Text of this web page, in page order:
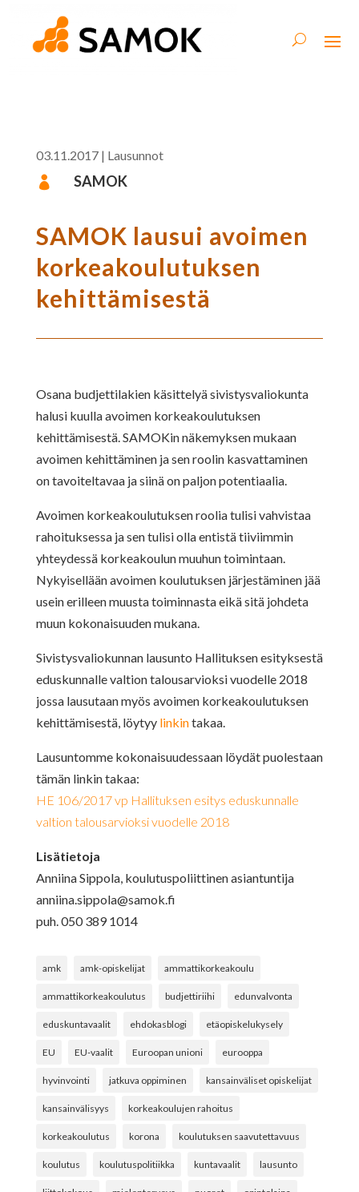
03.11.2017| Lausunnot
 SAMOK
SAMOK lausui avoimen
korkeakoulutuksen
kehittämisestä
Osana budjettilakien käsittelyä sivistysvaliokunta
halusi kuulla avoimen korkeakoulutuksen
kehittämisestä. SAMOKin näkemyksen mukaan
avoimen kehittäminen ja sen roolin kasvattaminen
on tavoiteltavaa ja siinä on paljon potentiaalia.
Avoimen korkeakoulutuksen roolia tulisi vahvistaa
rahoituksessa ja sen tulisi olla entistä tiiviimmin
yhteydessä korkeakoulun muuhun toimintaan.
Nykyisellään avoimen koulutuksen järjestäminen jää
usein erilleen muusta toiminnasta eikä sitä johdeta
muun kokonaisuuden mukana.
Sivistysvaliokunnan lausunto Hallituksen esityksestä
eduskunnalle valtion talousarvioksi vuodelle 2018
jossa lausutaan myös avoimen korkeakoulutuksen
kehittämisestä, löytyy linkintakaa.
Lausuntomme kokonaisuudessaan löydät puolestaan
tämän linkin takaa:
HE 106/2017 vp Hallituksen esitys eduskunnalle
valtion talousarvioksi vuodelle 2018
Lisätietoja
Anniina Sippola, koulutuspoliittinen asiantuntija
anniina.sippola@samok.fi
puh. 050 389 1014
amk amk-opiskelijat ammattikorkeakoulu
ammattikorkeakoulutus budjettiriihi edunvalvonta
eduskuntavaalit ehdokasblogi etäopiskelukysely
EU EU-vaalit Euroopan unioni eurooppa
hyvinvointi jatkuva oppiminen kansainväliset opiskelijat
kansainvälisyys korkeakoulujen rahoitus
korkeakoulutus korona koulutuksen saavutettavuus
koulutus koulutuspolitiikka kuntavaalit lausunto